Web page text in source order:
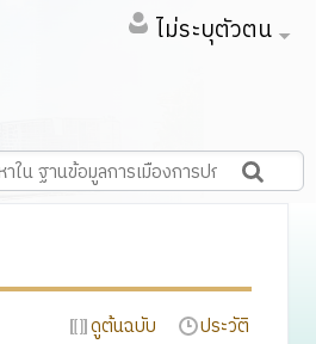
ไม่ระบุตัวตน
ดูต้นฉบับ ประวัติ